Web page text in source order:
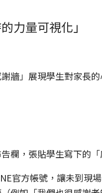
量可視化」
牆」展現學生對家長
欄，張貼學生寫下的「
官方帳號，讓未到現